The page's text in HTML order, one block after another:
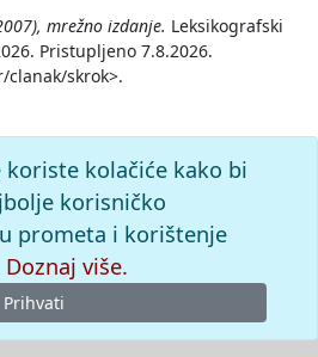
mrežno izdanje. Leksikografski
Pristupljeno 7.8.2026.
skrok>.
koriste kolačiće kako bi
korisničko
prometa i korištenje
Doznaj više.
Prihvati
Miroslav Krleža